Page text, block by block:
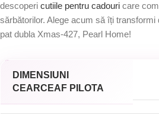
descoperi cutiile pentru cadouri care
sărbătorilor. Alege acum să îți transformi
pat dubla Xmas-427, Pearl Home!
DIMENSIUNI
CEARCEAF PILOTA